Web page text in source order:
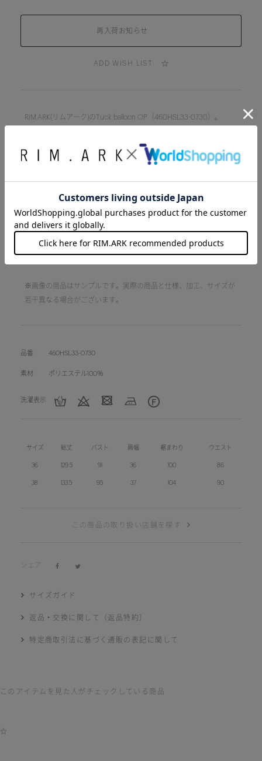
ADD WISH LIST
RIM.ARK(リムアーク)のTuck balloon OP（460HSL33-0730）。
たワンピース。仕立て映えするイージーケアで爽やかな素材感に加
え、タイト過ぎないバルーンシルエットで品の良さを際立たせるデ
■透け感：なし
■光沢感：なし
■伸縮性：なし
■裏地：なし
※画像の商品はサンプルです。実際の商品と仕様、加工、サイズが
若干異なる場合がございます。
品番 460HSL33-0730
素材 ポリエステル100％
洗濯表示
サイズ 総丈 バスト 肩幅 裾まわり ウエスト
36 129.5 91 36 100 86
38 133.5 95 37 104 90
この商品の取り扱い店舗を探す
シェア
サイズガイド
返品・交換に関して（返品特約）
特定商取引法に基づく通販の表記に関して
このアイテムを見た人がチェックしている商品
☆